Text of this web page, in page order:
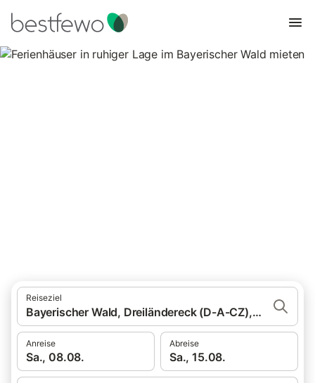
Reiseziel
Bayerischer Wald, Dreiländereck (D-A-CZ), Deutschland
Anreise
Sa., 08.08.
Abreise
Sa., 15.08.